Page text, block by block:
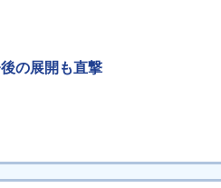
の展開も直撃